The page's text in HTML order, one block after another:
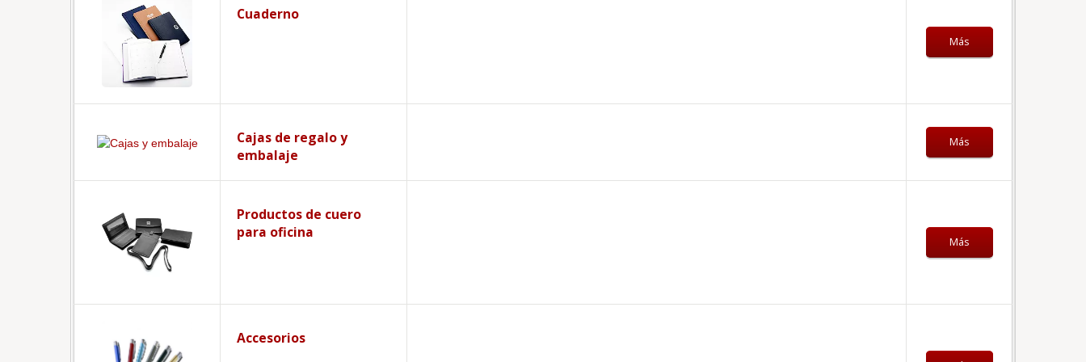
Cuaderno
Más
Cajas de regalo y
embalaje
Más
Productos de cuero
para oficina
Más
Accesorios